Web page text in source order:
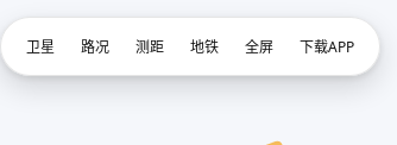
卫星 路况 测距 地铁 全屏 下载APP